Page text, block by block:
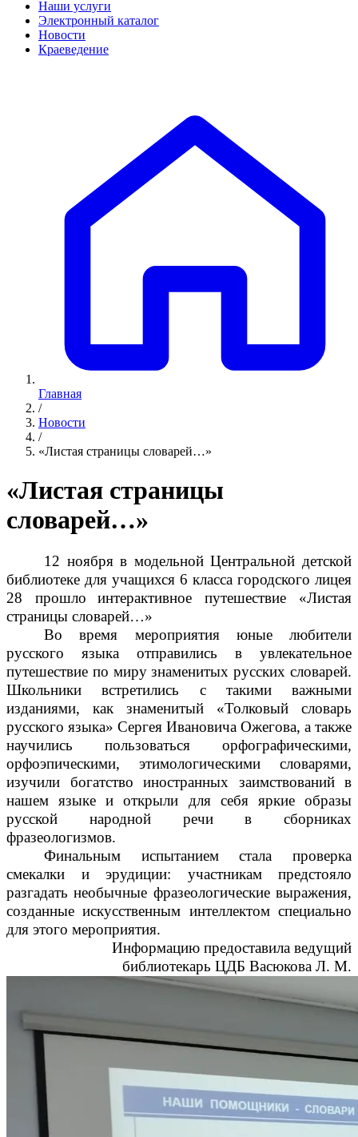
Наши услуги
Электронный каталог
Новости
Краеведение
Главная
/
Новости
/
«Листая страницы словарей…»
«Листая страницы
словарей…»
12 ноября в модельной Центральной детской
библиотеке для учащихся 6 класса городского лицея
28 прошло
интерактивное путешествие «Листая
страницы словарей…»
Во время мероприятияюные любители
русского языка отправились в увлекательное
путешествие по миру знаменитых русских словарей.
Школьники встретились с такими важными
изданиями, как знаменитый «Толковый словарь
русского языка» Сергея Ивановича Ожегова, а также
научились пользоваться орфографическими,
орфоэпическими, этимологическими словарями,
изучили богатство иностранных заимствований в
нашем языке и открыли для себя яркие образы
русской народной речи в сборниках
фразеологизмов.
Финальным испытанием стала проверка
смекалки и эрудиции: участникам предстояло
разгадать необычные фразеологические выражения,
созданные искусственным интеллектом специально
для этого мероприятия.
Информацию предоставила ведущий
библиотекарь ЦДБ Васюкова Л. М.